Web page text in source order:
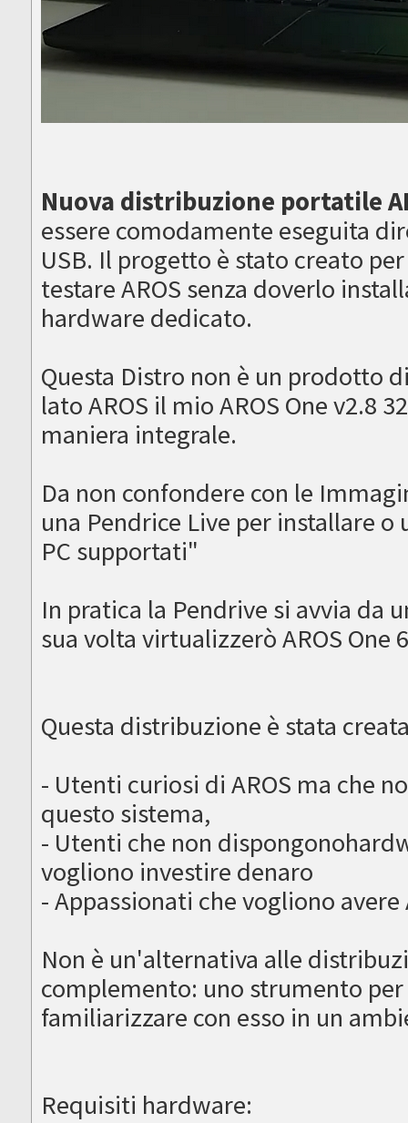
Nuova distribuzione portatile
essere comodamente eseguita
USB. Il progetto è stato creato
testare AROS senza doverlo
hardware dedicato.
Questa Distro non è un prodotto
lato AROS il mio AROS One v2.8
maniera integrale.
Da non confondere con le
una Pendrice Live per installare o
PC supportati"
In pratica la Pendrive si avvia da
sua volta virtualizzerò AROS One
Questa distribuzione è stata
- Utenti curiosi di AROS ma che
questo sistema,
- Utenti che non
vogliono investire denaro
- Appassionati che vogliono
Non è un'alternativa alle
complemento: uno strumento
familiarizzare con esso in un
Requisiti hardware: